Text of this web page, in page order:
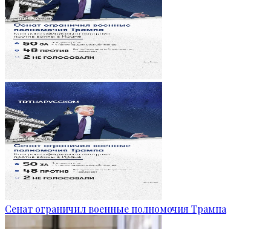
Сенат ограничил военные полномочия Трампа